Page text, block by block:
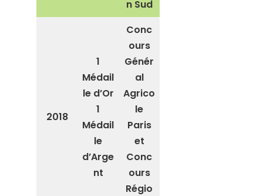
n Sud
2018
1
Médail
le d’Or
1
Médail
le
d’Arge
nt
Conc
ours
Génér
al
Agrico
le
Paris
et
Conc
ours
Régio